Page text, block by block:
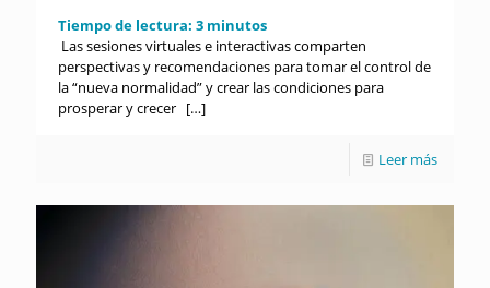
Tiempo de lectura: 3 minutos
Las sesiones virtuales e interactivas comparten
perspectivas y recomendaciones para tomar el control de
la “nueva normalidad” y crear las condiciones para
prosperar y crecer […]
Leer más